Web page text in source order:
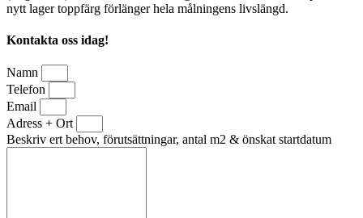
nytt lager toppfärg förlänger hela målningens livslängd.
Kontakta oss idag!
Namn
Telefon
Email
Adress + Ort
Beskriv ert behov, förutsättningar, antal m2 & önskat startdatum